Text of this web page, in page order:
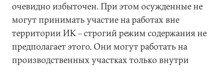
очевидно избыточен. При этом осужденные не
могут принимать участие на работах вне
территории ИК – строгий режим содержания не
предполагает этого. Они могут работать на
производственных участках только внутри